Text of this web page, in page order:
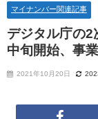
マイナンバー関連記事
デジタル庁の2
中旬開始、事
2021年10月20日